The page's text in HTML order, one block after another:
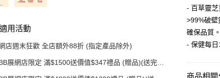
用活動
店週末狂歡 全店額外88折 (指定產品除外)
展網店限定 滿$1500送價值$347禮品 (贈品)(送完即
送貨方式
順豐自助
每筆
- 百草靈
>99%破
確保品質
- 保健每
商品相關